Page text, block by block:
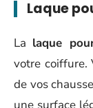
Laque
La laque
votre coiffure.
de vos
une surface